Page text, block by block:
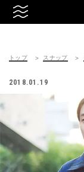
トップ スナップ
2018.01.19